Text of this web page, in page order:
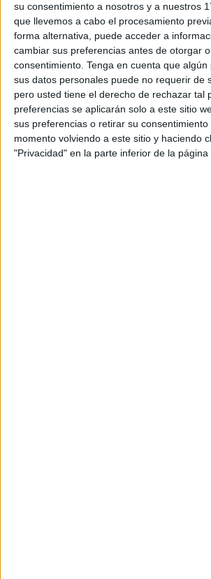
su consentimiento a nosotros y a nuestros
que llevemos a cabo el procesamiento
forma alternativa, puede acceder a
cambiar sus preferencias antes de otorgar
consentimiento. Tenga en cuenta que
sus datos personales puede no requerir de
pero usted tiene el derecho de rechazar tal
preferencias se aplicarán solo a este sitio
sus preferencias o retirar su
momento volviendo a este sitio y haciendo
"Privacidad" en la parte inferior de la página
Un debate absurdo, porque en ninguna
ciudades hay miedo. Tampoco la clase
hablando de ello. Un debate que está
interés.
Ni en Ceuta ni enMelillahay temor. De
relaciones conMarruecoshan
aduana comercialo que exista una
materiamigratoria.